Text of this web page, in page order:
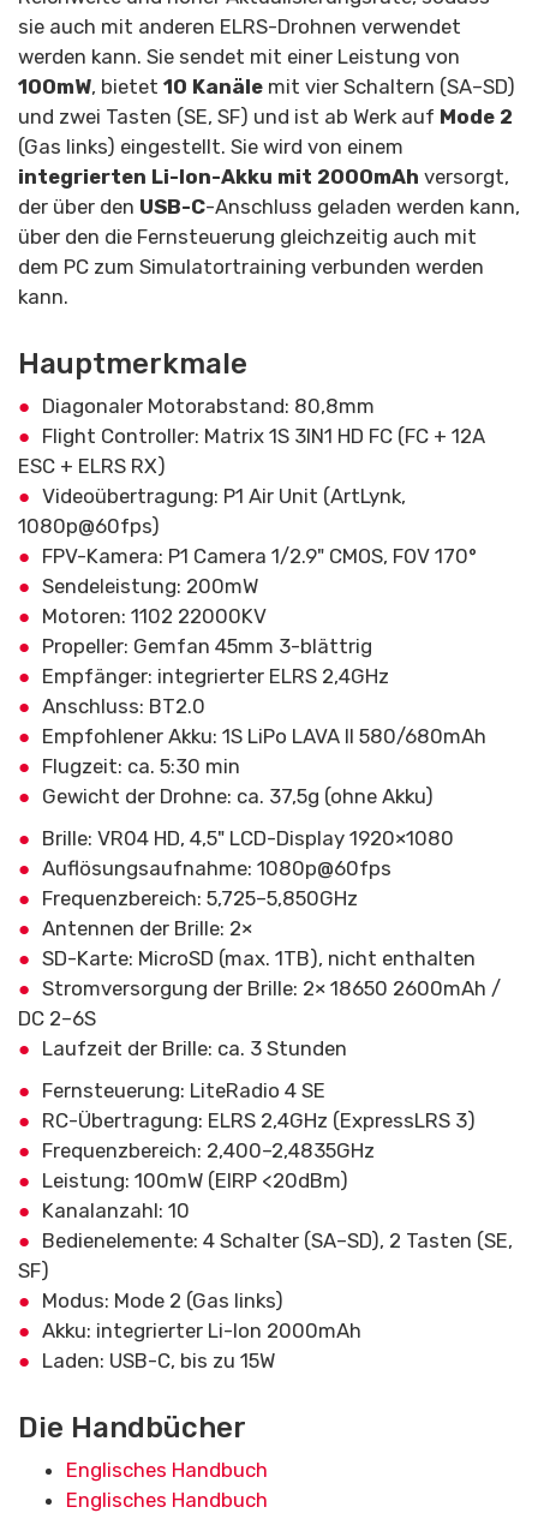
sie auch mit anderen ELRS-Drohnen verwendet
werden kann. Sie sendet mit einer Leistung von
100mW, bietet 10 Kanäle mit vier Schaltern (SA–SD)
und zwei Tasten (SE, SF) und ist ab Werk auf Mode 2
(Gas links) eingestellt. Sie wird von einem
integrierten Li-Ion-Akku mit 2000mAh versorgt,
der über den USB-C-Anschluss geladen werden kann,
über den die Fernsteuerung gleichzeitig auch mit
dem PC zum Simulatortraining verbunden werden
kann.
Hauptmerkmale
Diagonaler Motorabstand: 80,8mm
Flight Controller: Matrix 1S 3IN1 HD FC (FC + 12A
ESC + ELRS RX)
Videoübertragung: P1 Air Unit (ArtLynk,
1080p@60fps)
FPV-Kamera: P1 Camera 1/2.9" CMOS, FOV 170°
Sendeleistung: 200mW
Motoren: 1102 22000KV
Propeller: Gemfan 45mm 3-blättrig
Empfänger: integrierter ELRS 2,4GHz
Anschluss: BT2.0
Empfohlener Akku: 1S LiPo LAVA II 580/680mAh
Flugzeit: ca. 5:30 min
Gewicht der Drohne: ca. 37,5g (ohne Akku)
Brille: VR04 HD, 4,5" LCD-Display 1920×1080
Auflösungsaufnahme: 1080p@60fps
Frequenzbereich: 5,725–5,850GHz
Antennen der Brille: 2×
SD-Karte: MicroSD (max. 1TB), nicht enthalten
Stromversorgung der Brille: 2× 18650 2600mAh /
DC 2–6S
Laufzeit der Brille: ca. 3 Stunden
Fernsteuerung: LiteRadio 4 SE
RC-Übertragung: ELRS 2,4GHz (ExpressLRS 3)
Frequenzbereich: 2,400–2,4835GHz
Leistung: 100mW (EIRP <20dBm)
Kanalanzahl: 10
Bedienelemente: 4 Schalter (SA–SD), 2 Tasten (SE,
SF)
Modus: Mode 2 (Gas links)
Akku: integrierter Li-Ion 2000mAh
Laden: USB-C, bis zu 15W
Die Handbücher
Englisches Handbuch
Englisches Handbuch